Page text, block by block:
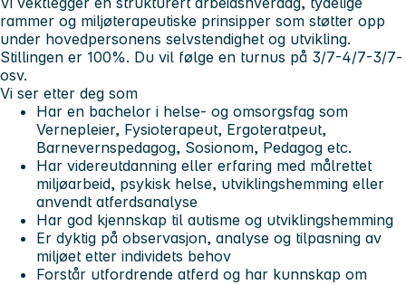
rammer og miljøterapeutiske prinsipper som støtter opp
under hovedpersonens selvstendighet og utvikling.
Stillingen er 100%. Du vil følge en turnus på 3/7-4/7-3/7-
osv.
Vi ser etter deg som
Har en bachelor i helse- og omsorgsfag som
Vernepleier, Fysioterapeut, Ergoteratpeut,
Barnevernspedagog, Sosionom, Pedagog etc.
Har videreutdanning eller erfaring med målrettet
miljøarbeid, psykisk helse, utviklingshemming eller
anvendt atferdsanalyse
Har god kjennskap til autisme og utviklingshemming
Er dyktig på observasjon, analyse og tilpasning av
miljøet etter individets behov
Forstår utfordrende atferd og har kunnskap om